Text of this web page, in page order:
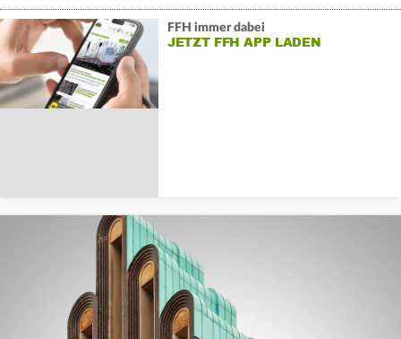
FFH immer dabei
JETZT FFH APP LADEN